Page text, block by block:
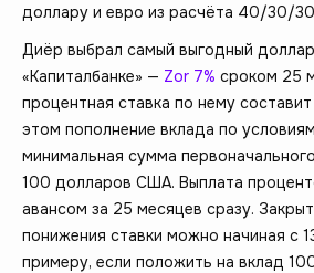
доллару и евро из расчёта 40/30/
Диёр выбрал самый выгодный
«Капиталбанке» — Zor 7% сроком 25
процентная ставка по нему
этом пополнение вклада по
минимальная сумма
100 долларов США. Выплата
авансом за 25 месяцев сразу.
понижения ставки можно начиная с
примеру, если положить на вклад